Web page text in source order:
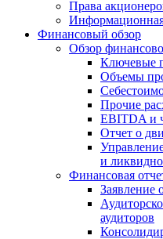
Права
Финансовый обзор
Обзор
Ключевые
Объемы
Прочие
EBITDA и
Отчет о
и
Финансовая
Заявление
аудиторов